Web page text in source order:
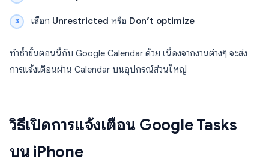
เลือก Unrestricted หรือ Don’t optimize
ทำซ้ำขั้นตอนนี้กับ Google Calendar ด้วย เนื่องจากงานต่างๆ จะส่ง
การแจ้งเตือนผ่าน Calendar บนอุปกรณ์ส่วนใหญ่
วิธีเปิดการแจ้งเตือน Google Tasks
บน iPhone